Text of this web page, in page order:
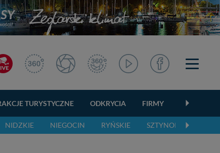
TURYSTYCZNE ODKRYCIA FIRMY
NIDZKIE NIEGOCIN RYŃSKIE SZTYNORCKIE